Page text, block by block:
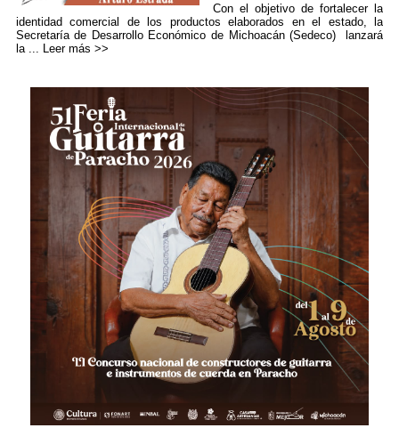
Con el objetivo de fortalecer la
identidad comercial de los productos elaborados en el estado, la
Secretaría de Desarrollo Económico de Michoacán (Sedeco) lanzará
la ...
Leer más >>